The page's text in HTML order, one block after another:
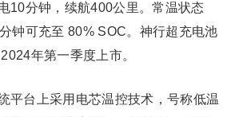
10分钟，续航400公里。常温状态
钟可充至 80% SOC。神行超充电池
年第一季度上市。
平台上采用电芯温控技术，号称低温